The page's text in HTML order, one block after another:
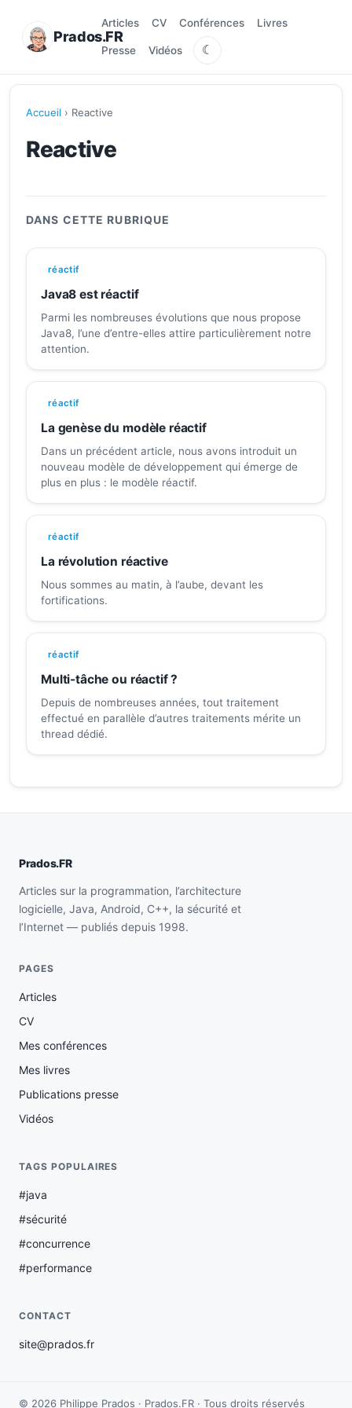
Prados.FR
Articles CV Conférences Livres
Presse Vidéos ☾
Accueil › Reactive
Reactive
DANS CETTE RUBRIQUE
Java8 est réactif
réactif
Parmi les nombreuses évolutions que nous propose
Java8, l’une d’entre-elles attire particulièrement notre
attention.
La genèse du modèle réactif
réactif
Dans un précédent article, nous avons introduit un
nouveau modèle de développement qui émerge de
plus en plus : le modèle réactif.
La révolution réactive
réactif
Nous sommes au matin, à l’aube, devant les
fortifications.
Multi-tâche ou réactif ?
réactif
Depuis de nombreuses années, tout traitement
effectué en parallèle d’autres traitements mérite un
thread dédié.
Prados.FR
Articles sur la programmation, l’architecture
logicielle, Java, Android, C++, la sécurité et
l’Internet — publiés depuis 1998.
PAGES
Articles
CV
Mes conférences
Mes livres
Publications presse
Vidéos
TAGS POPULAIRES
#java
#sécurité
#concurrence
#performance
CONTACT
site@prados.fr
© 2026 Philippe Prados · Prados.FR · Tous droits réservés